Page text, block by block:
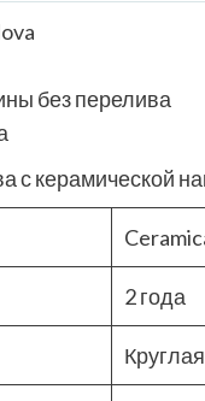
без перелива
с керамической
2 года
Круглая